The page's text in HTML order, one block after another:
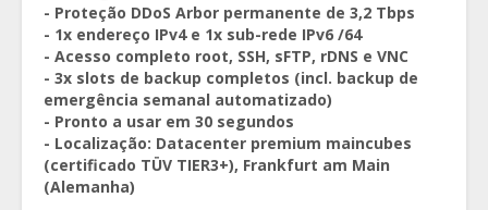
- Proteção DDoS Arbor permanente de 3,2 Tbps
- 1x endereço IPv4 e 1x sub-rede IPv6 /64
- Acesso completo root, SSH, sFTP, rDNS e VNC
- 3x slots de backup completos (incl. backup de
emergência semanal automatizado)
- Pronto a usar em 30 segundos
- Localização: Datacenter premium maincubes
(certificado TÜV TIER3+), Frankfurt am Main
(Alemanha)